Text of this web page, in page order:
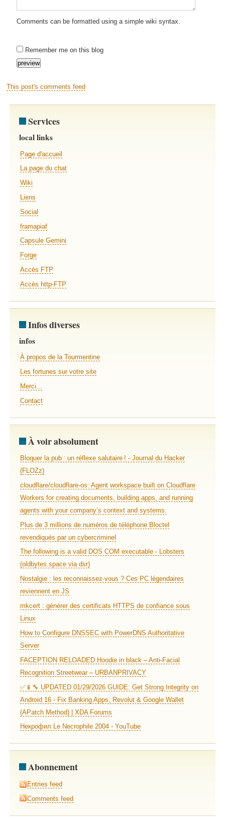
Comments can be formatted using a simple wiki syntax.
Remember me on this blog
This post's comments feed
Services
local links
Page d'accueil
La page du chat
Wiki
Liens
Social
framapiaf
Capsule Gemini
Forge
Accès FTP
Accès http-FTP
Infos diverses
infos
À propos de la Tourmentine
Les fortunes sur votre site
Merci...
Contact
À voir absolument
Bloquer la pub : un réflexe salutaire ! - Journal du Hacker
(FLOZz)
cloudflare/cloudflare-os: Agent workspace built on Cloudflare
Workers for creating documents, building apps, and running
agents with your company’s context and systems.
Plus de 3 millions de numéros de téléphone Bloctel
revendiqués par un cybercriminel
The following is a valid DOS COM executable - Lobsters
(oldbytes.space via dsr)
Nostalgie : les reconnaissez-vous ? Ces PC légendaires
reviennent en JS
mkcert : générer des certificats HTTPS de confiance sous
Linux
How to Configure DNSSEC with PowerDNS Authoritative
Server
FACEPTION RELOADED Hoodie in black – Anti-Facial
Recognition Streetwear – URBANPRIVACY
✅📱🔧 UPDATED 01/29/2026 GUIDE: Get Strong Integrity on
Android 16 - Fix Banking Apps, Revolut & Google Wallet
(APatch Method) | XDA Forums
Некрофил Le Necrophile 2004 - YouTube
Abonnement
Entries feed
Comments feed